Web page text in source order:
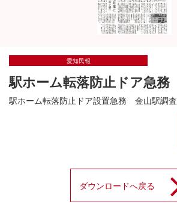
愛知民報
駅ホーム転落防止ドア急務
駅ホーム転落防止ドア設置急務 金山駅調査
ダウンロードへ戻る